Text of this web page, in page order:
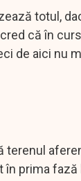
totul,
că în
de aici nu
terenul
prima